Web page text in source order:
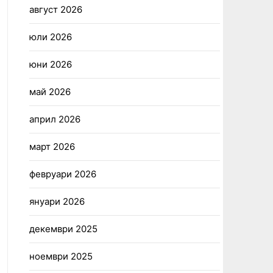
август 2026
юли 2026
юни 2026
май 2026
април 2026
март 2026
февруари 2026
януари 2026
декември 2025
ноември 2025